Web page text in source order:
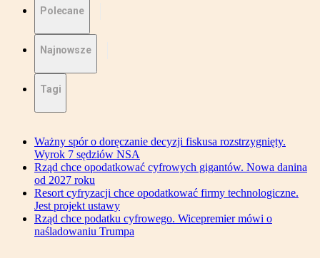
Polecane
Najnowsze
Tagi
Ważny spór o doręczanie decyzji fiskusa rozstrzygnięty.
Wyrok 7 sędziów NSA
Rząd chce opodatkować cyfrowych gigantów. Nowa danina
od 2027 roku
Resort cyfryzacji chce opodatkować firmy technologiczne.
Jest projekt ustawy
Rząd chce podatku cyfrowego. Wicepremier mówi o
naśladowaniu Trumpa